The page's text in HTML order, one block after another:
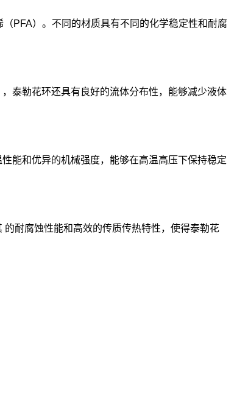
PFA）。不同的材质具有不同的化学稳定性和耐腐
泰勒花环还具有良好的流体分布性，能够减少液体
能和优异的机械强度，能够在高温高压下保持稳定
耐腐蚀性能和高效的传质传热特性，使得泰勒花